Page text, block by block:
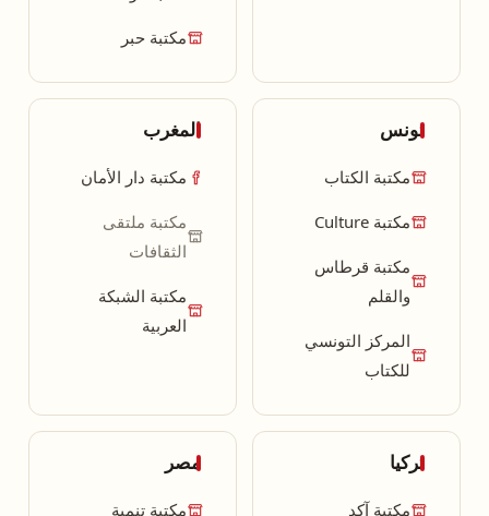
مكتبة حبر
تونس
مكتبة الكتاب
مكتبة Culture
مكتبة قرطاس
والقلم
المركز التونسي
للكتاب
المغرب
مكتبة دار الأمان
مكتبة ملتقى
الثقافات
مكتبة الشبكة
العربية
تركيا
مكتبة آكد
مصر
مكتبة تنمية